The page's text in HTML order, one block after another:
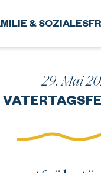
& SOZIALES
29. Mai